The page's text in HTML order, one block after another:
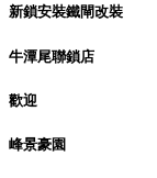
新鎖安裝鐵閘改裝
牛潭尾聯鎖店
歡迎
峰景豪園